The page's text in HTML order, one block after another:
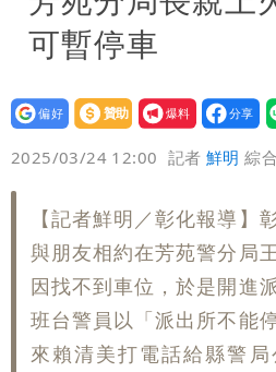
可暫停車
設為
贊助
我要
爆料
2025/03/24 12:00 記者鮮明 綜
【記者鮮明／彰化報導】
與朋友相約在芳苑警分局
因找不到車位，於是開進
班台警員以「派出所不能
來賴清美打電話給縣警